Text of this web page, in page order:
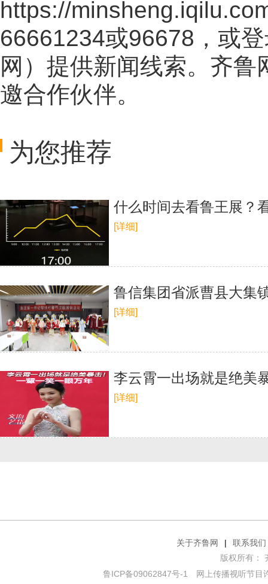
https://
66661234或96678，或
网 ）提供新闻线索。齐鲁
邀合作伙伴。
为您推荐
什么时间去看鲁王展？
[详细]
鲁信集团省派曹县大集
[详细]
李云霄一出场就是绝美
[详细]
关于齐鲁网 |
联系我们
版权所有：
鲁ICP备09062847号-1
网上传播视听节目